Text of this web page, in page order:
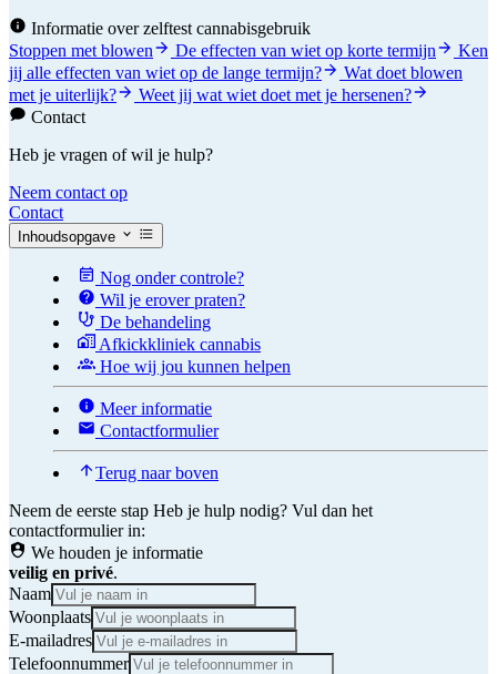
Informatie over zelftest cannabisgebruik
Stoppen met blowen
De effecten van wiet op korte termijn
Ken
jij alle effecten van wiet op de lange termijn?
Wat doet blowen
met je uiterlijk?
Weet jij wat wiet doet met je hersenen?
Contact
Heb je vragen of wil je hulp?
Neem contact op
Contact
Inhoudsopgave
Nog onder controle?
Wil je erover praten?
De behandeling
Afkickkliniek cannabis
Hoe wij jou kunnen helpen
Meer informatie
Contactformulier
Terug naar boven
Neem de eerste stap Heb je hulp nodig? Vul dan het
contactformulier in:
We houden je informatie
veilig en privé.
Naam
Woonplaats
E-mailadres
Telefoonnummer